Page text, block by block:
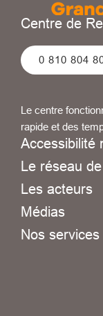
Centre de
0 810 804
Le centre
rapide et des
Accessibilité
Le réseau
Les acteurs
Médias
Nos services